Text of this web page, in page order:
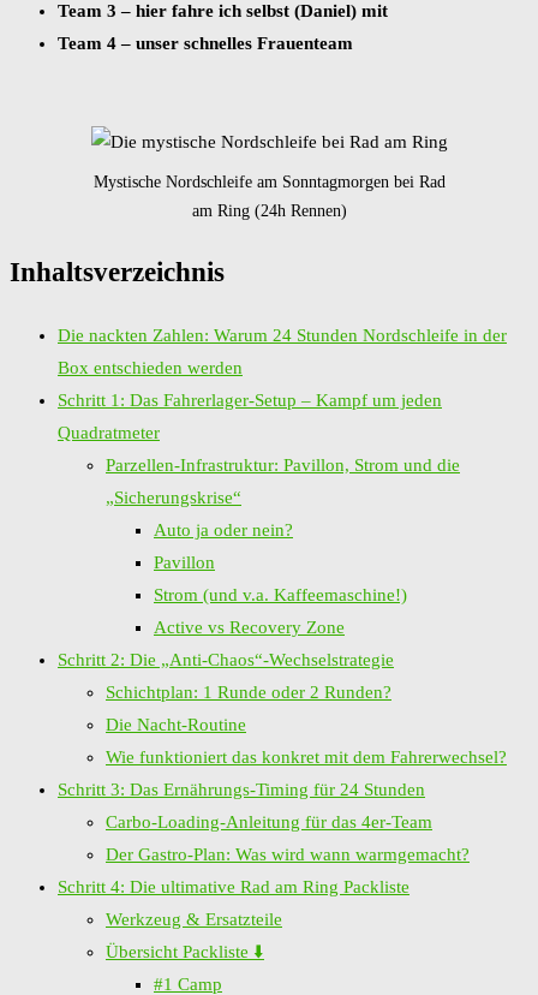
Team 3 – hier fahre ich selbst (Daniel) mit
Team 4 – unser schnelles Frauenteam
Mystische Nordschleife am Sonntagmorgen bei Rad
am Ring (24h Rennen)
Inhaltsverzeichnis
Die nackten Zahlen: Warum 24 Stunden Nordschleife in der
Box entschieden werden
Schritt 1: Das Fahrerlager-Setup – Kampf um jeden
Quadratmeter
Parzellen-Infrastruktur: Pavillon, Strom und die
„Sicherungskrise“
Auto ja oder nein?
Pavillon
Strom (und v.a. Kaffeemaschine!)
Active vs Recovery Zone
Schritt 2: Die „Anti-Chaos“-Wechselstrategie
Schichtplan: 1 Runde oder 2 Runden?
Die Nacht-Routine
Wie funktioniert das konkret mit dem Fahrerwechsel?
Schritt 3: Das Ernährungs-Timing für 24 Stunden
Carbo-Loading-Anleitung für das 4er-Team
Der Gastro-Plan: Was wird wann warmgemacht?
Schritt 4: Die ultimative Rad am Ring Packliste
Werkzeug & Ersatzteile
Übersicht Packliste ⬇️
#1 Camp